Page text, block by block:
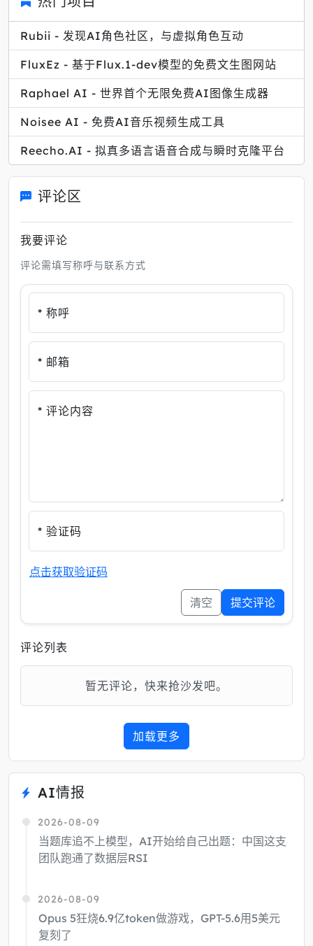
Rubii - 发现AI角色社区，与虚拟角色互动
FluxEz - 基于Flux.1-dev模型的免费文生图网站
Raphael AI - 世界首个无限免费AI图像生成器
Noisee AI - 免费AI音乐视频生成工具
Reecho.AI - 拟真多语言语音合成与瞬时克隆平台
评论区
我要评论
评论需填写称呼与联系方式
* 称呼
* 邮箱
* 评论内容
* 验证码
点击获取验证码
清空 提交评论
评论列表
暂无评论，快来抢沙发吧。
加载更多
AI情报
2026-08-09
当题库追不上模型，AI开始给自己出题：中国这支
团队跑通了数据层RSI
2026-08-09
Opus 5狂烧6.9亿token做游戏，GPT-5.6用5美元
复刻了